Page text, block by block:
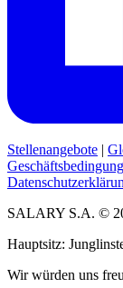
Stellenangebote |
SALARY S.A. ©
Hauptsitz:
Wir würden uns